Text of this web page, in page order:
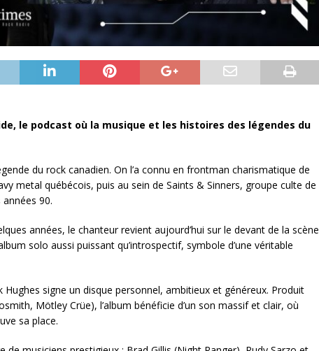
le podcast où la musique et les histoires des légendes du
du rock canadien. On l’a connu en frontman charismatique de
metal québécois, puis au sein de Saints & Sinners, groupe culte de
90.
années, le chanteur revient aujourd’hui sur le devant de la scène
solo aussi puissant qu’introspectif, symbole d’une véritable
Hughes signe un disque personnel, ambitieux et généreux. Produit
Mötley Crüe), l’album bénéficie d’un son massif et clair, où
sa place.